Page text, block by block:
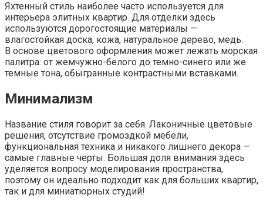
Яхтенный стиль наиболее часто используется для
интерьера элитных квартир. Для отделки здесь
используются дорогостоящие материалы —
влагостойкая доска, кожа, натуральное дерево, медь.
В основе цветового оформления может лежать морская
палитра: от жемчужно-белого до темно-синего или же
темные тона, обыгранные контрастными вставками.
Минимализм
Название стиля говорит за себя. Лаконичные цветовые
решения, отсутствие громоздкой мебели,
функциональная техника и никакого лишнего декора —
самые главные черты. Большая доля внимания здесь
уделяется вопросу моделирования пространства,
поэтому он идеально подходит как для больших квартир,
так и для миниатюрных студий!